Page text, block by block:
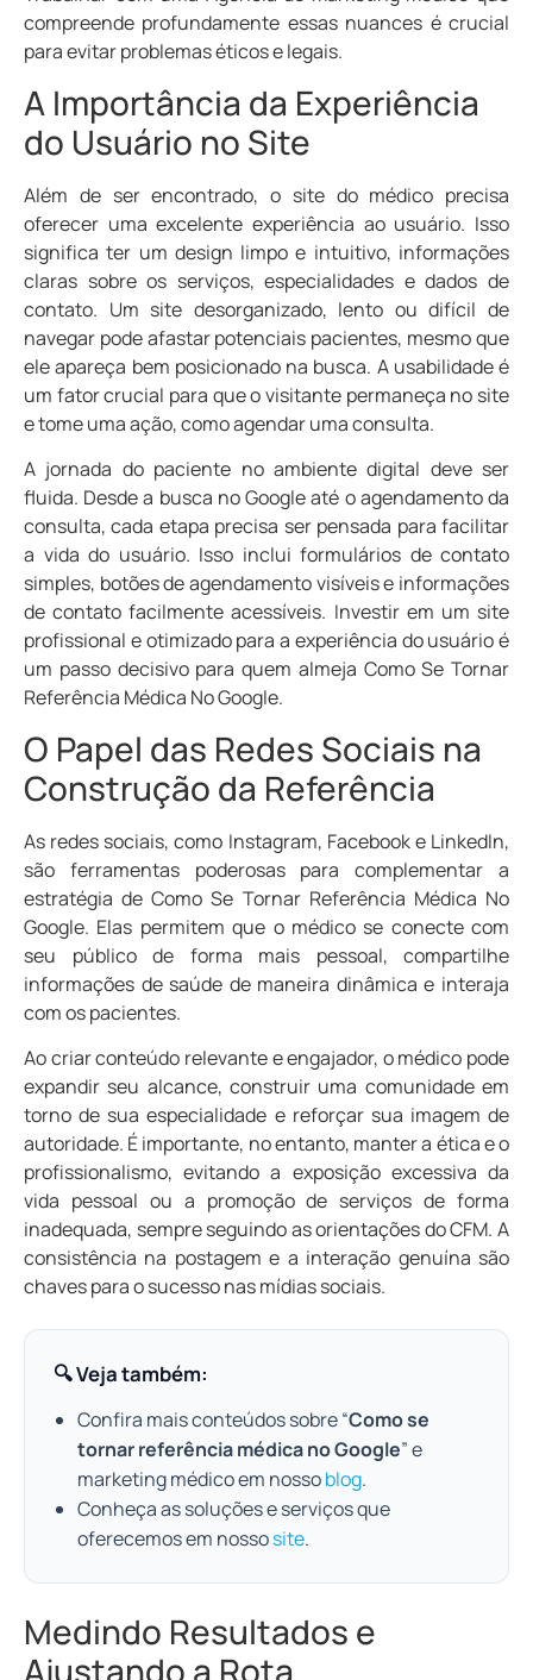
compreende profundamente essas nuances é crucial
para evitar problemas éticos e legais.
A Importância da Experiência
do Usuário no Site
Além de ser encontrado, o site do médico precisa
oferecer uma excelente experiência ao usuário. Isso
significa ter um design limpo e intuitivo, informações
claras sobre os serviços, especialidades e dados de
contato. Um site desorganizado, lento ou difícil de
navegar pode afastar potenciais pacientes, mesmo que
ele apareça bem posicionado na busca. A usabilidade é
um fator crucial para que o visitante permaneça no site
e tome uma ação, como agendar uma consulta.
A jornada do paciente no ambiente digital deve ser
fluida. Desde a busca no Google até o agendamento da
consulta, cada etapa precisa ser pensada para facilitar
a vida do usuário. Isso inclui formulários de contato
simples, botões de agendamento visíveis e informações
de contato facilmente acessíveis. Investir em um site
profissional e otimizado para a experiência do usuário é
um passo decisivo para quem almeja Como Se Tornar
Referência Médica No Google.
O Papel das Redes Sociais na
Construção da Referência
As redes sociais, como Instagram, Facebook e LinkedIn,
são ferramentas poderosas para complementar a
estratégia de Como Se Tornar Referência Médica No
Google. Elas permitem que o médico se conecte com
seu público de forma mais pessoal, compartilhe
informações de saúde de maneira dinâmica e interaja
com os pacientes.
Ao criar conteúdo relevante e engajador, o médico pode
expandir seu alcance, construir uma comunidade em
torno de sua especialidade e reforçar sua imagem de
autoridade. É importante, no entanto, manter a ética e o
profissionalismo, evitando a exposição excessiva da
vida pessoal ou a promoção de serviços de forma
inadequada, sempre seguindo as orientações do CFM. A
consistência na postagem e a interação genuína são
chaves para o sucesso nas mídias sociais.
🔍 Veja também:
Confira mais conteúdos sobre “Como se
tornar referência médica no Google” e
marketing médico em nossoblog.
Conheça as soluções e serviços que
oferecemos em nossosite.
Medindo Resultados e
Ajustando a Rota